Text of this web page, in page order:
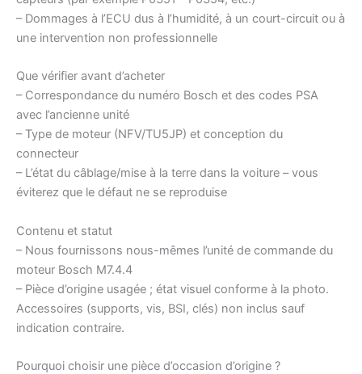
– Dommages à l’ECU dus à l’humidité, à un court-circuit ou à
une intervention non professionnelle
Que vérifier avant d’acheter
– Correspondance du numéro Bosch et des codes PSA
avec l’ancienne unité
– Type de moteur (NFV/TU5JP) et conception du
connecteur
– L’état du câblage/mise à la terre dans la voiture – vous
éviterez que le défaut ne se reproduise
Contenu et statut
– Nous fournissons nous-mêmes l’unité de commande du
moteur Bosch M7.4.4
– Pièce d’origine usagée ; état visuel conforme à la photo.
Accessoires (supports, vis, BSI, clés) non inclus sauf
indication contraire.
Pourquoi choisir une pièce d’occasion d’origine ?